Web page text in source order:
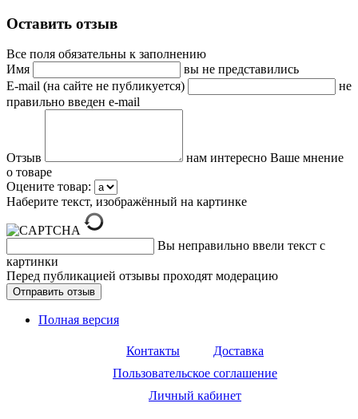
Оставить отзыв
Все поля обязательны к заполнению
Имя
вы не представились
E-mail (на сайте не публикуется)
не
правильно введен e-mail
Отзыв
нам интересно Ваше мнение
о товаре
Оцените товар:
Наберите текст, изображённый на картинке
Вы неправильно ввели текст с
картинки
Перед публикацией отзывы проходят модерацию
Полная версия
Контакты
Доставка
Пользовательское соглашение
Личный кабинет